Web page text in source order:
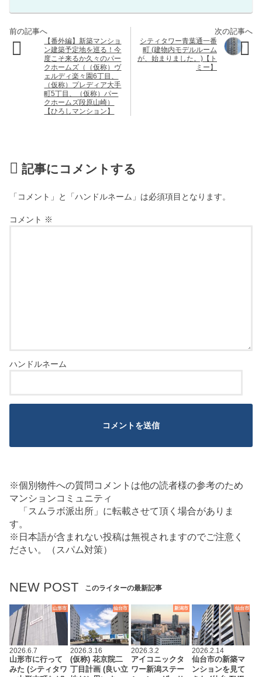
【番外編】新築マンショ
ン建築予定地を巡る！今
度こそ来るか久々のパー
クホームズ（（仮称）ヴ
ェルディ楽々園6丁目、
（仮称）プレディア大手
町5丁目、（仮称）パー
クホームズ段原山崎）
【ひろしマンション】
シティタワー青葉通一番
町 (建物内モデルルーム
が、始まりました。)【ト
ミー】
記事にコメントする
「コメント」と「ハンドルネーム」は必須項目となります。
コメント ※
※個別物件への質問コメントは他の読者様の参考のため
マンションコミュニティ
「スムラボ派出所」に転載させて頂く場合がありま
す。
※日本語が含まれない投稿は無視されますのでご注意く
ださい。（スパム対策）
NEW POST このライターの最新記事
山形市
2026.6.7
山形市に行って
みた (シティタワ
仙台市
2026.3.16
(仮称) 花京院二
丁目計画 (良い立
新潟市
2026.3.2
アイコニックタ
ワー新潟ステー
仙台市
2026.2.14
仙台市の新築マ
ンションを見て